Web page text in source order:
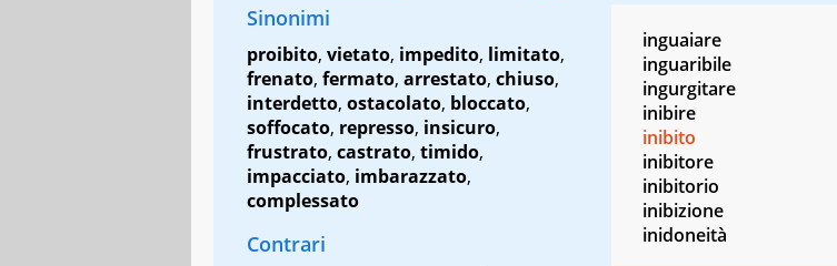
Sinonimi
proibito, vietato, impedito, limitato,
frenato, fermato, arrestato, chiuso,
interdetto, ostacolato, bloccato,
soffocato, represso, insicuro,
frustrato, castrato, timido,
impacciato, imbarazzato,
complessato
Contrari
inguaiare
inguaribile
ingurgitare
inibire
inibito
inibitore
inibitorio
inibizione
inidoneità